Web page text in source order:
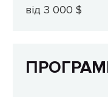
від 3 000 $